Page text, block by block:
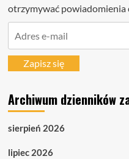
otrzymywać powiadomienia
mailZapisz się
Archiwum dzienników
sierpień 2026
lipiec 2026